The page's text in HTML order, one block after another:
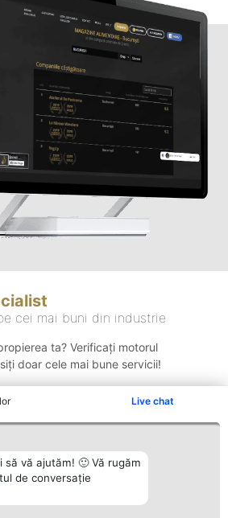
Live chat
vă ajutăm! 🙂 Vă rugăm
de conversație
cei mai buni din industrie
ta? Verificați motorul
doar cele mai bune servicii!